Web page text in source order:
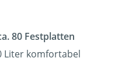
80 Festplatten
Liter komfortabel